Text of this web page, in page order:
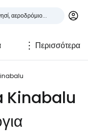
Περισσότερα
Kinabalu
Cestee